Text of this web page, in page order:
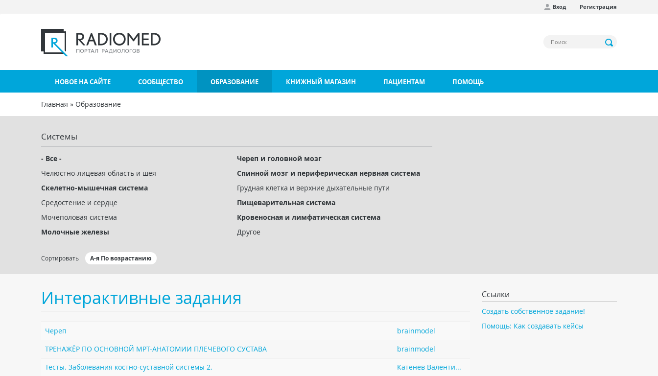
Вход Регистрация
НОВОЕ НА САЙТЕ СООБЩЕСТВО ОБРАЗОВАНИЕ КНИЖНЫЙ МАГАЗИН ПАЦИЕНТАМ ПОМОЩЬ
Вы здесь
Главная » Образование
Системы
- Все -
Череп и головной мозг
Челюстно-лицевая область и шея
Спинной мозг и периферическая нервная система
Скелетно-мышечная система
Грудная клетка и верхние дыхательные пути
Средостение и сердце
Пищеварительная система
Мочеполовая система
Кровеносная и лимфатическая система
Молочные железы
Другое
Сортировать А-я По возрастанию
Интерактивные задания
Череп
brainmodel
ТРЕНАЖЁР ПО ОСНОВНОЙ МРТ-АНАТОМИИ ПЛЕЧЕВОГО СУСТАВА
brainmodel
Тесты. Заболевания костно-суставной системы 2.
Катенёв Валенти...
Ссылки
Создать собственное задание!
Помощь: Как создавать кейсы